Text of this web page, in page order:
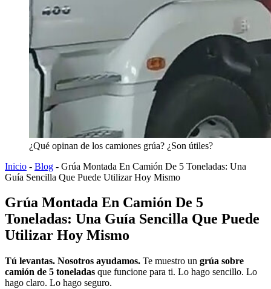
¿Qué opinan de los camiones grúa? ¿Son útiles?
Inicio - Blog - Grúa Montada En Camión De 5 Toneladas: Una
Guía Sencilla Que Puede Utilizar Hoy Mismo
Grúa Montada En Camión De 5
Toneladas: Una Guía Sencilla Que Puede
Utilizar Hoy Mismo
Tú levantas. Nosotros ayudamos. Te muestro un grúa sobre
camión de 5 toneladas que funcione para ti. Lo hago sencillo. Lo
hago claro. Lo hago seguro.